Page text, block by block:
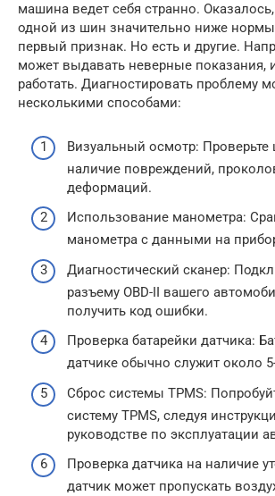
машина ведет себя странно.
одной из шин значительно ниже
первый признак. Но есть и другие.
может выдавать неверные показания,
работать. Диагностировать проблему
несколькими способами:
Визуальный осмотр:
наличие повреждений,
деформаций.
Использование манометра:
манометра с данными на
Диагностический сканер:
разъему OBD-II вашего
получить код ошибки.
Проверка батарейки датчика:
датчике обычно служит около
Сброс системы TPMS:
систему TPMS, следуя
руководстве по эксплуатации
Проверка датчика на наличие
датчик может пропускать